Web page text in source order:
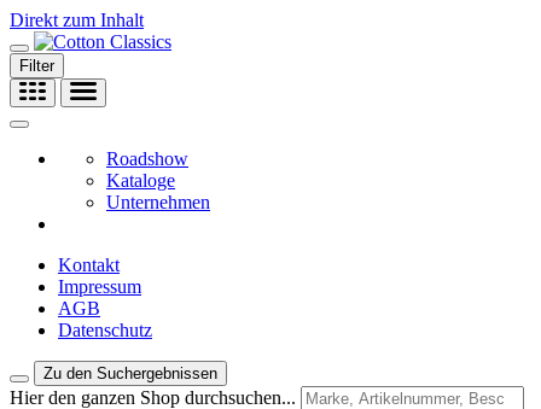
Direkt zum Inhalt
Filter
Roadshow
Kataloge
Unternehmen
Kontakt
Impressum
AGB
Datenschutz
Zu den Suchergebnissen
Hier den ganzen Shop durchsuchen...